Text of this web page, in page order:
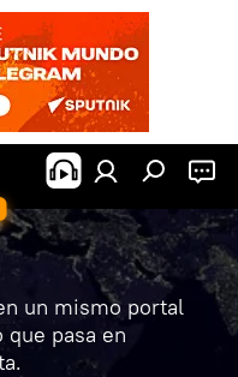
un mismo portal
pasa en